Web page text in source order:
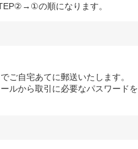
の順になります。
ご自宅あてに郵送いたします。
ルから取引に必要なパスワードを